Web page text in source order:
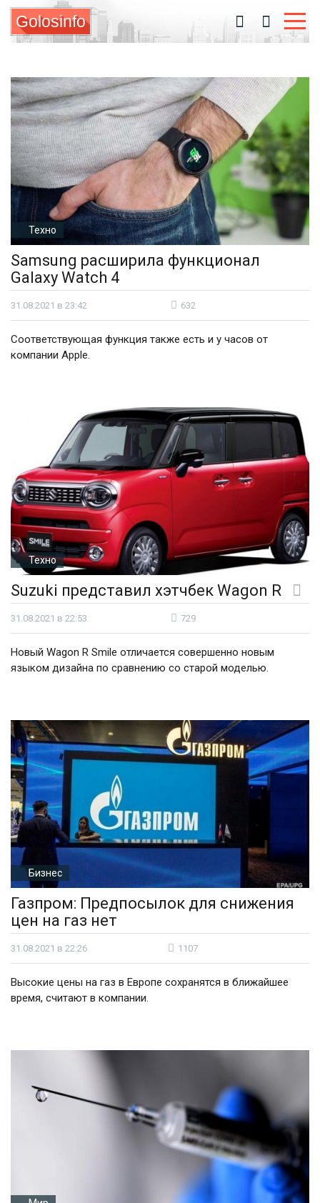
Golosinfo
Техно
Samsung расширила функционал
Galaxy Watch 4
31.08.2021 в 23:42 632
Соответствующая функция также есть и у часов от
компании Apple.
Техно
Suzuki представил хэтчбек Wagon R
31.08.2021 в 22:53 729
Новый Wagon R Smile отличается совершенно новым
языком дизайна по сравнению со старой моделью.
Бизнес
Газпром: Предпосылок для снижения
цен на газ нет
31.08.2021 в 22:26 1107
Высокие цены на газ в Европе сохранятся в ближайшее
время, считают в компании.